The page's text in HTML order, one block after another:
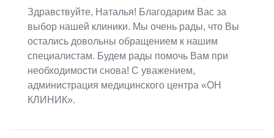
Здравствуйте, Наталья! Благодарим Вас за
выбор нашей клиники. Мы очень рады, что Вы
остались довольны обращением к нашим
специалистам. Будем рады помочь Вам при
необходимости снова! С уважением,
администрация медицинского центра «ОН
КЛИНИК».